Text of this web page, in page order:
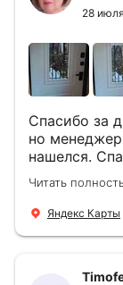
28
Спасибо за
но менеджер
нашелся.
Роману,
что
Читать
Яндекс Карты